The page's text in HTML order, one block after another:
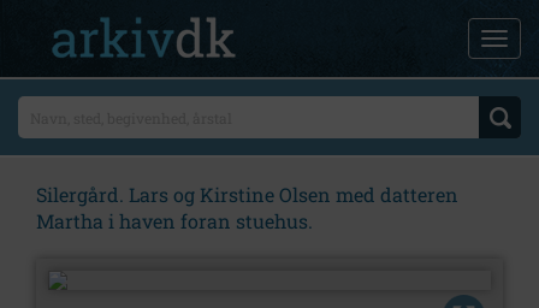
Silergård. Lars og Kirstine Olsen med datteren
Martha i haven foran stuehus.